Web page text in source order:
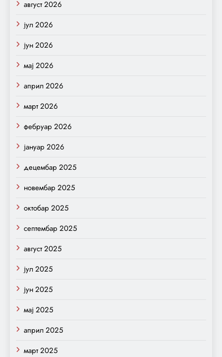
август 2026
јул 2026
јун 2026
мај 2026
април 2026
март 2026
фебруар 2026
јануар 2026
децембар 2025
новембар 2025
октобар 2025
септембар 2025
август 2025
јул 2025
јун 2025
мај 2025
април 2025
март 2025